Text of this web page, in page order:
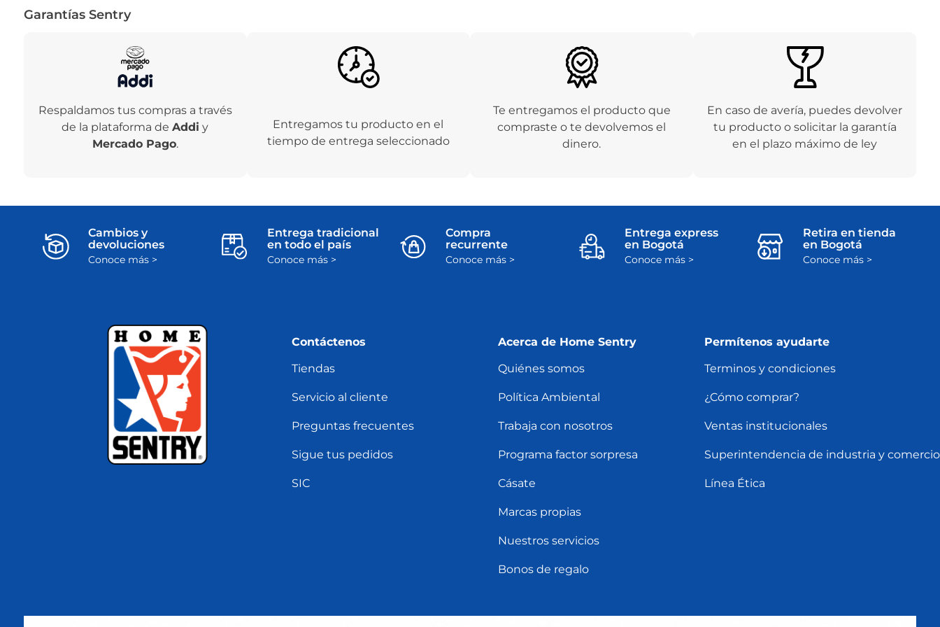
Garantías Sentry
Respaldamos tus compras a través
de la plataforma deAddi y
Mercado Pago.
Entregamos tu producto en el
tiempo de entrega seleccionado
Te entregamos el producto que
compraste o te devolvemos el
dinero.
En caso de avería, puedes devolver
tu producto o solicitar la garantía
en el plazo máximo de ley
Cambios y
devoluciones
Conoce más >
Entrega tradicional
en todo el país
Conoce más >
Compra
recurrente
Conoce más >
Entrega express
en Bogotá
Conoce más >
Retira en tienda
en Bogotá
Conoce más >
Contáctenos
Tiendas
Servicio al cliente
Preguntas frecuentes
Sigue tus pedidos
SIC
Acerca de Home Sentry
Quiénes somos
Política Ambiental
Trabaja con nosotros
Programa factor sorpresa
Cásate
Marcas propias
Nuestros servicios
Bonos de regalo
Permítenos ayudarte
Terminos y condiciones
¿Cómo comprar?
Ventas institucionales
Superintendencia de industria y comercio
Línea Ética